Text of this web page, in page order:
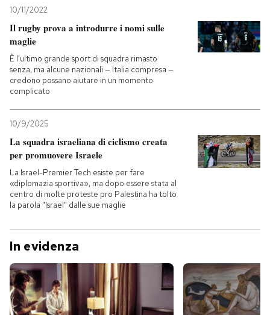
10/11/2022
Il rugby prova a introdurre i nomi sulle
maglie
È l’ultimo grande sport di squadra rimasto
senza, ma alcune nazionali — Italia compresa —
credono possano aiutare in un momento
complicato
10/9/2025
La squadra israeliana di ciclismo creata
per promuovere Israele
La Israel-Premier Tech esiste per fare
«diplomazia sportiva», ma dopo essere stata al
centro di molte proteste pro Palestina ha tolto
la parola "Israel" dalle sue maglie
In evidenza